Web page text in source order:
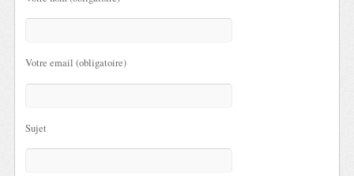
Votre email (obligatoire)
Sujet